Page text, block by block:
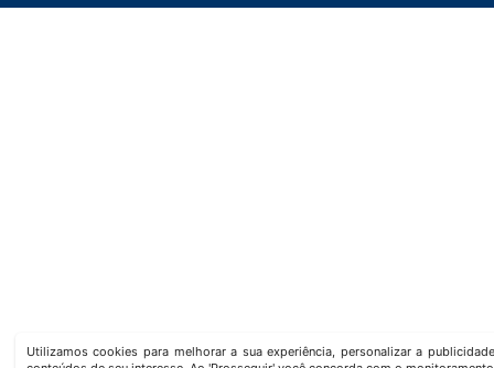
Utilizamos cookies para melhorar a sua experiência, personalizar a